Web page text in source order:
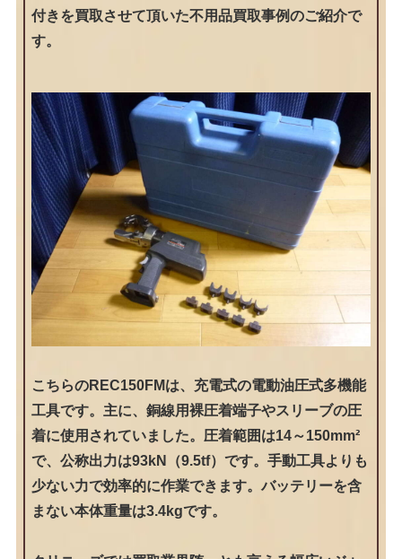
付きを買取させて頂いた不用品買取事例のご紹介で
す。
こちらのREC150FMは、充電式の電動油圧式多機能
工具です。主に、銅線用裸圧着端子やスリーブの圧
着に使用されていました。圧着範囲は14～150mm²
で、公称出力は93kN（9.5tf）です。手動工具よりも
少ない力で効率的に作業できます。バッテリーを含
まない本体重量は3.4kgです。